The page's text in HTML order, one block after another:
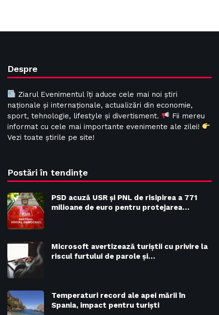
Despre
Ziarul Evenimentul îți aduce cele mai noi știri
naționale și internaționale, actualizări din economie,
sport, tehnologie, lifestyle și divertisment.
Fii mereu
informat cu cele mai importante evenimente ale zilei!
Vezi toate știrile pe site!
Postări în tendințe
PSD acuză USR și PNL de risipirea a 771
milioane de euro pentru protejarea…
Microsoft avertizează turiștii cu privire la
riscul furtului de parole și…
Temperaturi record ale apei mării în
Spania, impact pentru turiști